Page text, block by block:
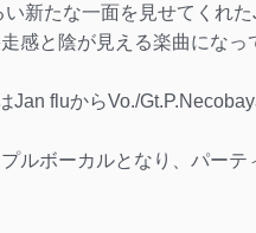
新たな一面を見せてくれ
感と陰が見える楽曲になっ
fluからVo./
ルボーカルとなり、パーテ